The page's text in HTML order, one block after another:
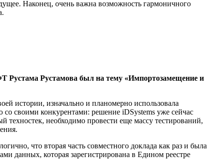
Наконец, очень важна возможность гармоничного
Рустама Рустамова был на тему «Импортозамещение и
истории, изначально и планомерно использовала
своими конкурентами: решение iDSystems уже сейчас
техностек, необходимо провести еще массу тестирований,
что вторая часть совместного доклада как раз и была
данных, которая зарегистрирована в Едином реестре